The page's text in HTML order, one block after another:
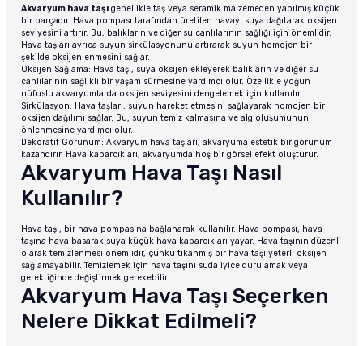
Akvaryum hava taşı genellikle taş veya seramik malzemeden yapılmış küçük
bir parçadır. Hava pompası tarafından üretilen havayı suya dağıtarak oksijen
seviyesini artırır. Bu, balıkların ve diğer su canlılarının sağlığı için önemlidir.
Hava taşları ayrıca suyun sirkülasyonunu artırarak suyun homojen bir
şekilde oksijenlenmesini sağlar.
Oksijen Sağlama: Hava taşı, suya oksijen ekleyerek balıkların ve diğer su
canlılarının sağlıklı bir yaşam sürmesine yardımcı olur. Özellikle yoğun
nüfuslu akvaryumlarda oksijen seviyesini dengelemek için kullanılır.
Sirkülasyon: Hava taşları, suyun hareket etmesini sağlayarak homojen bir
oksijen dağılımı sağlar. Bu, suyun temiz kalmasına ve alg oluşumunun
önlenmesine yardımcı olur.
Dekoratif Görünüm: Akvaryum hava taşları, akvaryuma estetik bir görünüm
kazandırır. Hava kabarcıkları, akvaryumda hoş bir görsel efekt oluşturur.
Akvaryum Hava Taşı Nasıl
Kullanılır?
Hava taşı, bir hava pompasına bağlanarak kullanılır. Hava pompası, hava
taşına hava basarak suya küçük hava kabarcıkları yayar. Hava taşının düzenli
olarak temizlenmesi önemlidir, çünkü tıkanmış bir hava taşı yeterli oksijen
sağlamayabilir. Temizlemek için hava taşını suda iyice durulamak veya
gerektiğinde değiştirmek gerekebilir.
Akvaryum Hava Taşı Seçerken
Nelere Dikkat Edilmeli?